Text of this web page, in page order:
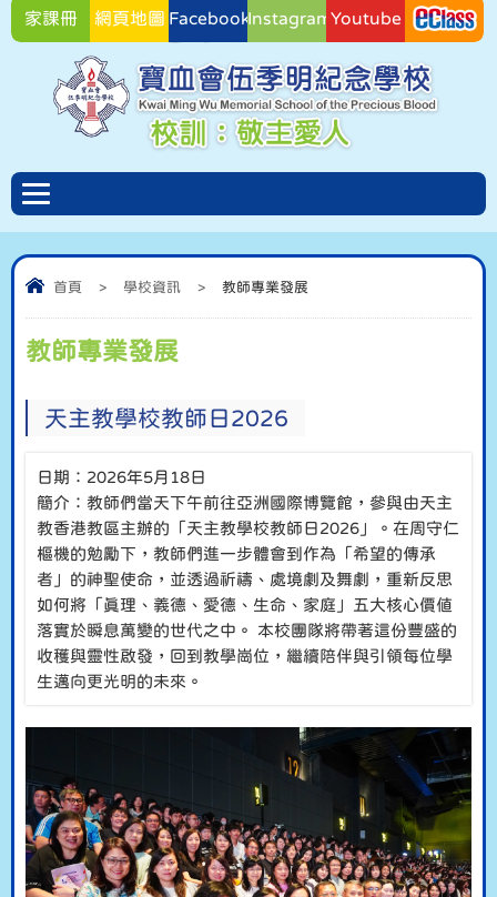
家課冊 網頁地圖 FacebookInstagramYoutube
首頁 > 學校資訊 > 教師專業發展
教師專業發展
天主教學校教師日2026
日期：2026年5月18日
簡介：教師們當天下午前往亞洲國際博覽館，參與由天主
教香港教區主辦的「天主教學校教師日2026」。在周守仁
樞機的勉勵下，教師們進一步體會到作為「希望的傳承
者」的神聖使命，並透過祈禱、處境劇及舞劇，重新反思
如何將「真理、義德、愛德、生命、家庭」五大核心價值
落實於瞬息萬變的世代之中。 本校團隊將帶著這份豐盛的
收穫與靈性啟發，回到教學崗位，繼續陪伴與引領每位學
生邁向更光明的未來。